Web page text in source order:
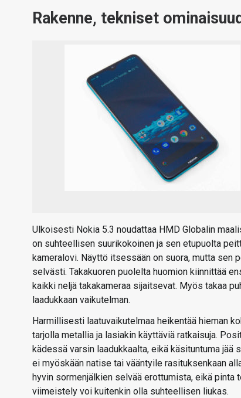
Rakenne, tekniset
Ulkoisesti Nokia 5.3 noudattaa HMD Globalin
on suhteellisen suurikokoinen ja sen etupuolta
kameralovi. Näyttö itsessään on suora, mutta sen
selvästi. Takakuoren puolelta huomion kiinnittää
kaikki neljä takakameraa sijaitsevat. Myös takaa
laadukkaan vaikutelman.
Harmillisesti laatuvaikutelmaa heikentää hieman
tarjolla metallia ja lasiakin käyttäviä ratkaisuja.
kädessä varsin laadukkaalta, eikä käsituntuma
ei myöskään natise tai vääntyile rasituksenkaan
hyvin sormenjälkien selvää erottumista, eikä
viimeistely voi kuitenkin olla suhteellisen liukas.